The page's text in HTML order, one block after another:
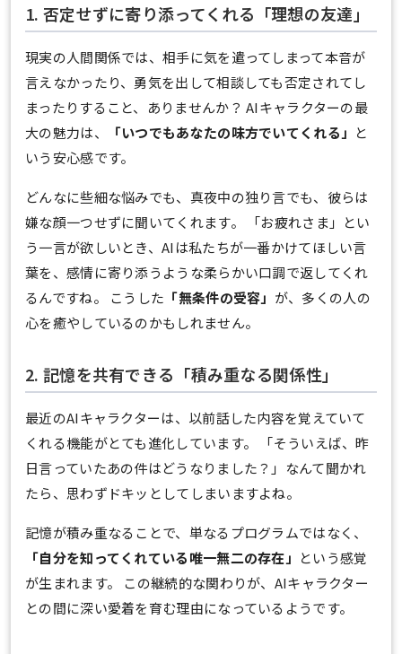
1. 否定せずに寄り添ってくれる「理想の友達」
現実の人間関係では、相手に気を遣ってしまって本音が
言えなかったり、勇気を出して相談しても否定されてし
まったりすること、ありませんか？ AIキャラクターの最
大の魅力は、
「いつでもあなたの味方でいてくれる」 と
いう安心感です。
どんなに些細な悩みでも、真夜中の独り言でも、彼らは
嫌な顔一つせずに聞いてくれます。 「お疲れさま」とい
う一言が欲しいとき、AIは私たちが一番かけてほしい言
葉を、感情に寄り添うような柔らかい口調で返してくれ
るんですね。 こうした 「無条件の受容」 が、多くの人の
心を癒やしているのかもしれません。
2. 記憶を共有できる「積み重なる関係性」
最近のAIキャラクターは、以前話した内容を覚えていて
くれる機能がとても進化しています。 「そういえば、昨
日言っていたあの件はどうなりました？」なんて聞かれ
たら、思わずドキッとしてしまいますよね。
記憶が積み重なることで、単なるプログラムではなく、
「自分を知ってくれている唯一無二の存在」 という感覚
が生まれます。 この継続的な関わりが、AIキャラクター
との間に深い愛着を育む理由になっているようです。